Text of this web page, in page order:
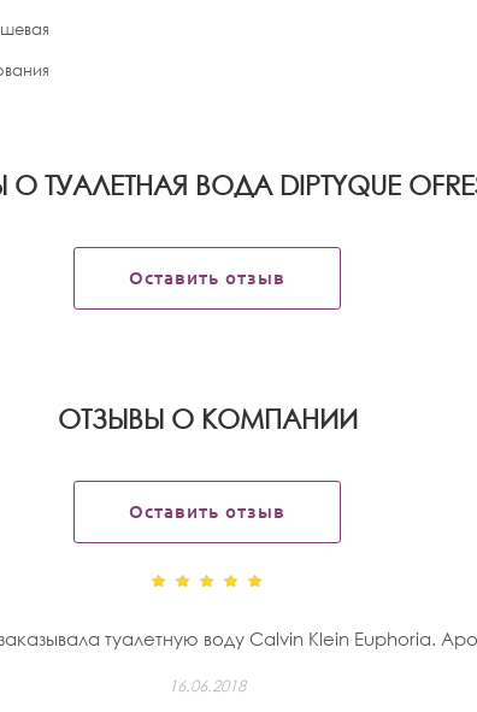
ТУАЛЕТНАЯ ВОДА DIPTYQUE
Оставить отзыв
OТЗЫВЫ О КОМПАНИИ
Оставить отзыв
туалетную воду Calvin Klein Euphoria.
16.06.2018